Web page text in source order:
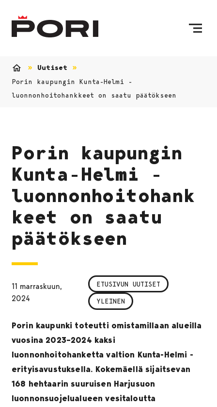
Uutiset
Porin kaupungin Kunta-Helmi -
luonnonhoitohankkeet on saatu päätökseen
Porin kaupungin
Kunta-Helmi -
luonnonhoitohank
keet on saatu
päätökseen
11 marraskuun,
2024
ETUSIVUN UUTISET
YLEINEN
Porin kaupunki toteutti omistamillaan alueilla
vuosina 2023–2024 kaksi
luonnonhoitohanketta valtion Kunta-Helmi -
erityisavustuksella. Kokemäellä sijaitsevan
168 hehtaarin suuruisen Harjusuon
luonnonsuojelualueen vesitaloutta